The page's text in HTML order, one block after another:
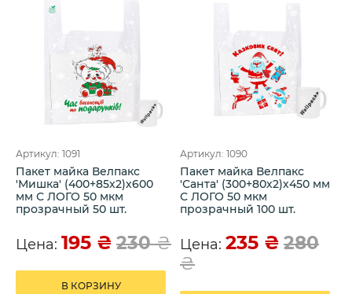
Артикул: 1091
Пакет майка Велпакс
'Мишка' (400+85х2)х600
мм С ЛОГО 50 мкм
прозрачный 50 шт.
Цена: 195 ₴ 230₴
В КОРЗИНУ
Артикул: 1090
Пакет майка Велпакс
'Санта' (300+80х2)х450 мм
С ЛОГО 50 мкм
прозрачный 100 шт.
Цена: 235 ₴ 280
₴